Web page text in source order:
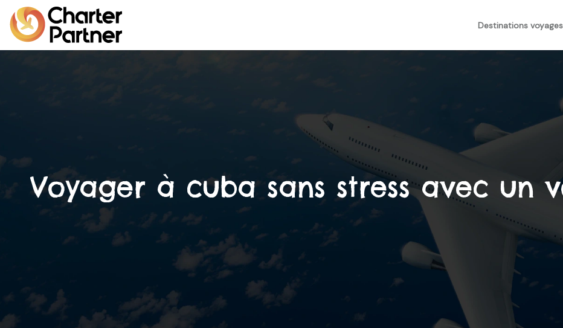
Destinations voyages
Voyager à cuba sans stress avec un